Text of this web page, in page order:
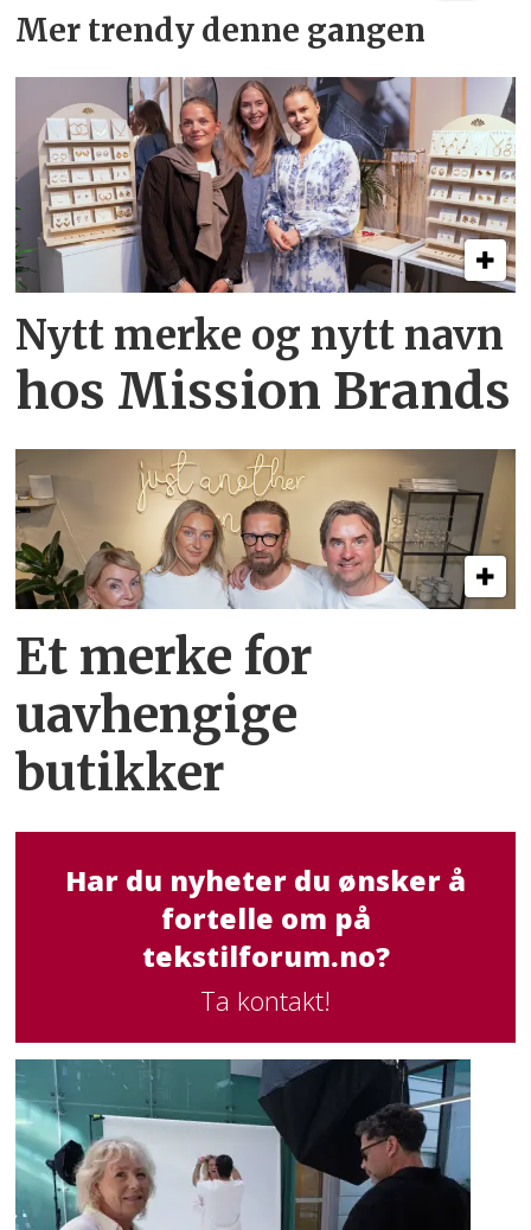
Mer trendy denne gangen
Nytt merke og nytt navn
hos Mission Brands
Et merke for
uavhengige
butikker
Har du nyheter du ønsker å
fortelle om på
tekstilforum.no?
Ta kontakt!